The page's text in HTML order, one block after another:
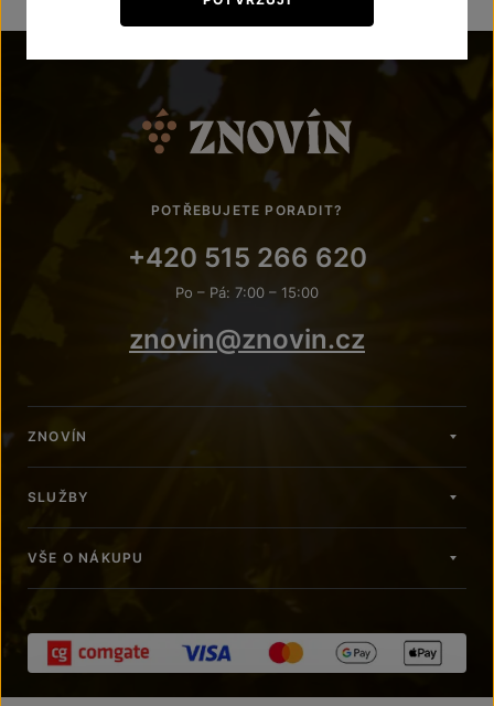
POTŘEBUJETE PORADIT?
+420 515 266 620
Po – Pá: 7:00 – 15:00
znovin@znovin.cz
ZNOVÍN
SLUŽBY
VŠE O NÁKUPU